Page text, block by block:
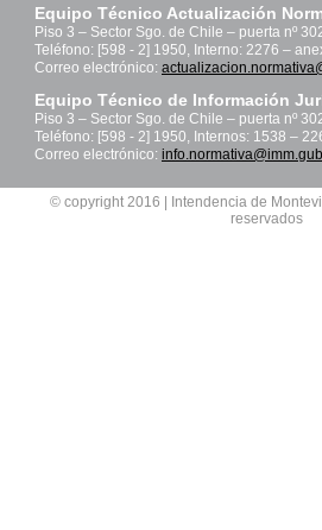
Equipo Técnico Actualización
Piso 3 – Sector Sgo. de Chile – puerta nº
Teléfono: [598 - 2] 1950, Interno: 2276 –
Correo electrónico:
Equipo Técnico de Información
Piso 3 – Sector Sgo. de Chile – puerta nº
Teléfono: [598 - 2] 1950, Internos: 1538 –
Correo electrónico:
© copyright 2016 | Intendencia de
reservados